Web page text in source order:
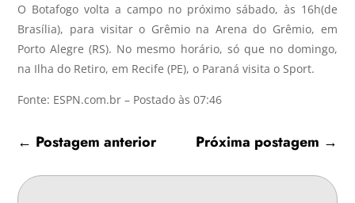
O Botafogo volta a campo no próximo sábado, às 16h(de
Brasília), para visitar o Grêmio na Arena do Grêmio, em
Porto Alegre (RS). No mesmo horário, só que no domingo,
na Ilha do Retiro, em Recife (PE), o Paraná visita o Sport.
Fonte: ESPN.com.br – Postado às 07:46
← Postagem anterior Próxima postagem →